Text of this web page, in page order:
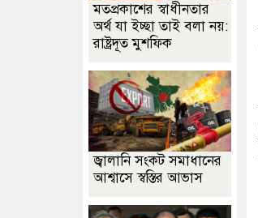
মতপ্রকাশের স্বাধীনতার
অর্থ যা ইচ্ছা তাই বলা নয়:
রাষ্ট্রদূত মুশফিক
জ্বালানি সংকট সমাধানের
আশ্বাসে স্বস্তির আভাস